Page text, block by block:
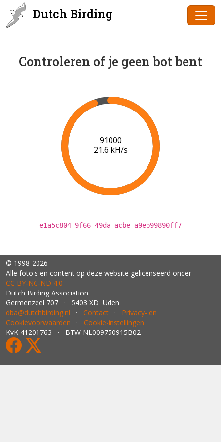
Dutch Birding
Controleren of je geen bot bent
91000
21.6 kH/s
e1a5c804-9f66-49da-acbe-a9eb99890ff7
© 1998-2026
Alle foto's en content op deze website gelicenseerd onder
CC BY‑NC‑ND 4.0
Dutch Birding Association
Germenzeel 707 · 5403 XD Uden
dba@dutchbirding.nl · Contact · Privacy- en
Cookievoorwaarden · Cookie-instellingen
KvK 41201763 · BTW NL009750915B02